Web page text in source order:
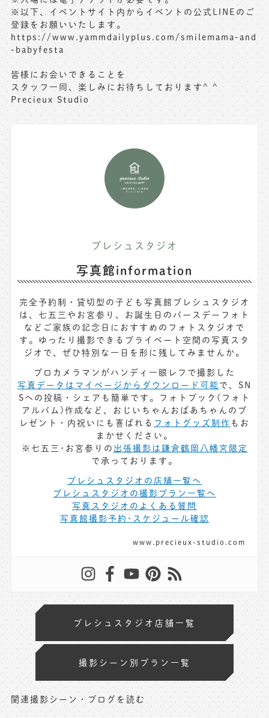
※以下、イベントサイト内からイベントの公式LINEのご
登録をお願いいたします。
https://www.yammdailyplus.com/smilemama-and
-babyfesta
皆様にお会いできることを
スタッフ一同、楽しみにお待ちしております^ ^
Precieux Studio
プレシュスタジオ
写真館information
完全予約制・貸切型の子ども写真館プレシュスタジオ
は、七五三やお宮参り、お誕生日のバースデーフォト
などご家族の記念日におすすめのフォトスタジオで
す。ゆったり撮影できるプライベート空間の写真スタ
ジオで、ぜひ特別な一日を形に残してみませんか。
プロカメラマンがハンディ一眼レフで撮影した
写真データはマイページからダウンロード可能で、SN
Sへの投稿・シェアも簡単です。フォトブック(フォト
アルバム)作成など、おじいちゃんおばあちゃんのプ
レゼント・内祝いにも喜ばれる フォトグッズ制作 もお
まかせください。
※七五三･お宮参りの 出張撮影は鎌倉鶴岡八幡宮限定
で承っております。
プレシュスタジオの店舗一覧へ
プレシュスタジオの撮影プラン一覧へ
写真スタジオのよくある質問
写真館撮影予約･スケジュール確認
www.precieux-studio.com
プレシュスタジオ店舗一覧
撮影シーン別プラン一覧
関連撮影シーン・ブログを読む